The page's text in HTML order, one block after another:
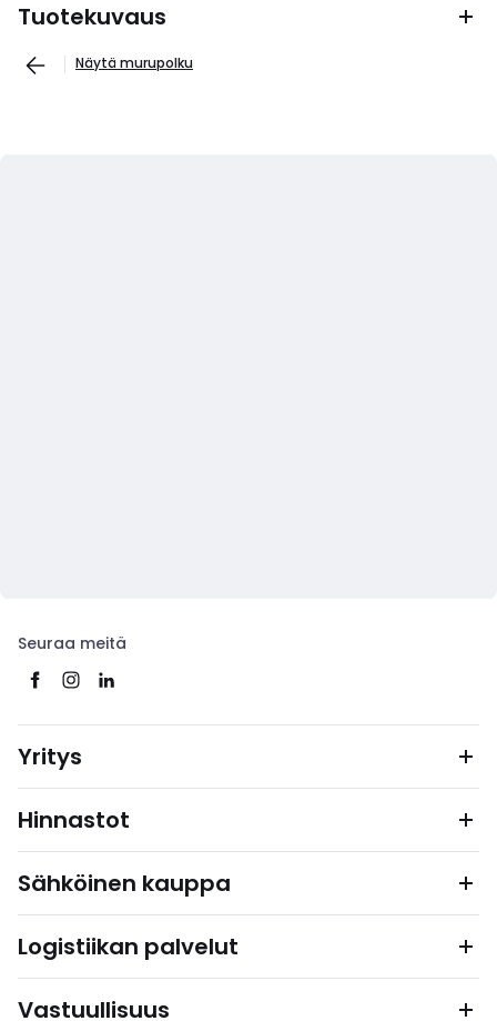
Tuotekuvaus
Näytä murupolku
Seuraa meitä
Yritys
Hinnastot
Sähköinen kauppa
Logistiikan palvelut
Vastuullisuus